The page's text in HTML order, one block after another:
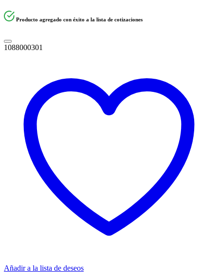
Producto agregado con éxito a la lista de cotizaciones
1088000301
Añadir a la lista de deseos